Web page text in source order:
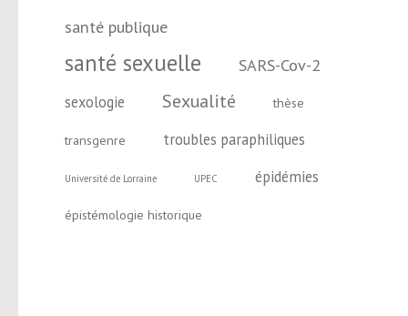
santé publique
santé sexuelle SARS-Cov-2
sexologie Sexualité thèse
transgenre troubles paraphiliques
Université de Lorraine UPEC épidémies
épistémologie historique